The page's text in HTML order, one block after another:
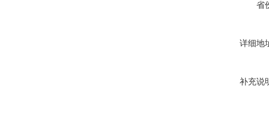
省
详细地
补充说